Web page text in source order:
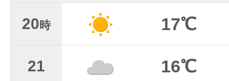
20時 17℃
21 16℃